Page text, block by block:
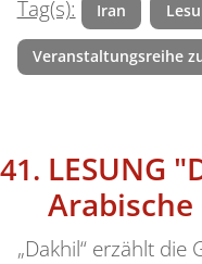
Tag(s):
Iran
Veranstaltungsreihe
LESUNG
Arabische
„Dakhil“ erzählt die